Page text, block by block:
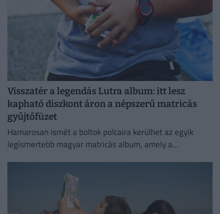
Visszatér a legendás Lutra album: itt lesz
kapható diszkont áron a népszerű matricás
gyűjtőfüzet
Hamarosan ismét a boltok polcaira kerülhet az egyik
legismertebb magyar matricás album, amely a